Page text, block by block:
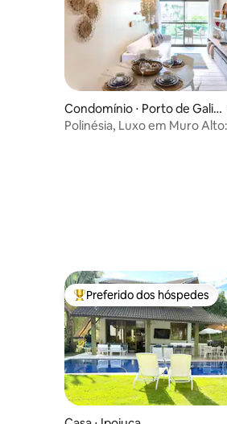
Condomínio ⋅ Porto de Galin
has
Polinésia, Luxo em Muro
Entre os melhores preferidos
Preferido dos hóspedes